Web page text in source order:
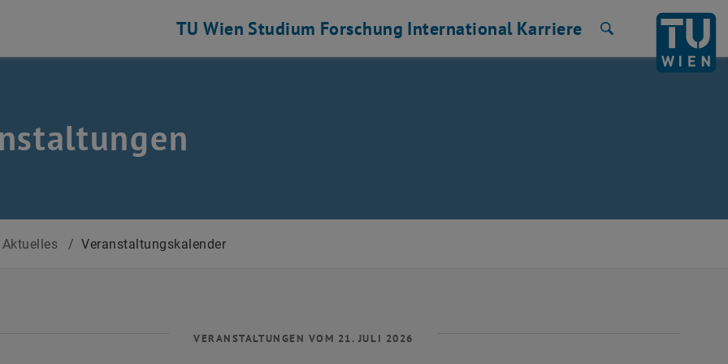
TU Wien Studium Forschung International Karriere
Aktuelles / Veranstaltungskalender
VERANSTALTUNGEN VOM 21. JULI 2026